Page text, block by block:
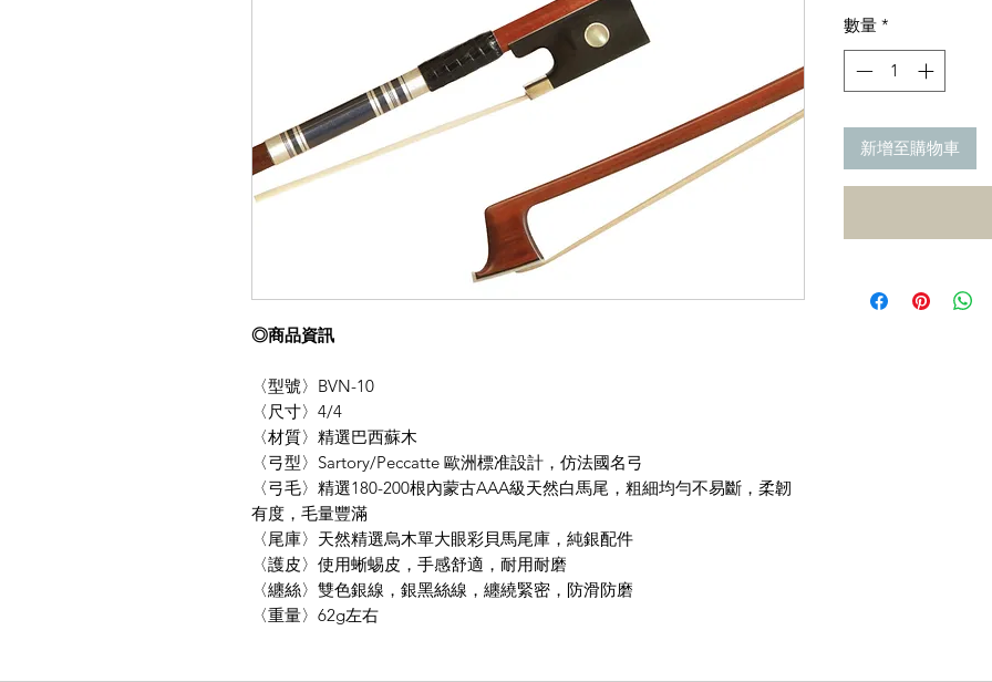
◎商品資訊
〈型號〉BVN-10
〈尺寸〉4/4
〈材質〉精選巴西蘇木
〈弓型〉Sartory/Peccatte 歐洲標准設計，仿法國名弓
〈弓毛〉精選180-200根內蒙古AAA級天然白馬尾，粗細均勻不易斷，柔韌
有度，毛量豐滿
〈尾庫〉天然精選烏木單大眼彩貝馬尾庫，純銀配件
〈護皮〉使用蜥蜴皮，手感舒適，耐用耐磨
〈纏絲〉雙色銀線，銀黑絲線，纏繞緊密，防滑防磨
〈重量〉62g左右
數量 *
新增至購物車